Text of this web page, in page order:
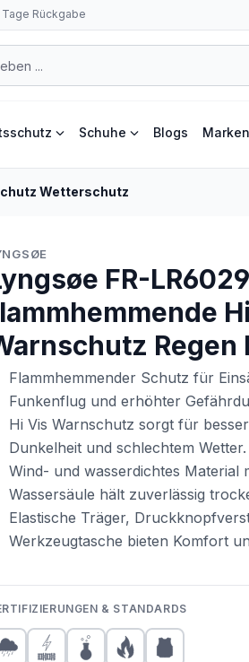
Tage Rückgabe
Schuhe Blogs Marken
Wetterschutz
FR-LR6029
Regen
Flammhemmender Schutz für
Funkenflug und erhöhter
Hi Vis Warnschutz sorgt für
Dunkelheit und schlechtem Wetter.
Wind- und wasserdichtes Material
Wassersäule hält zuverlässig
Elastische Träger,
Werkzeugtasche bieten Komfort
& STANDARDS